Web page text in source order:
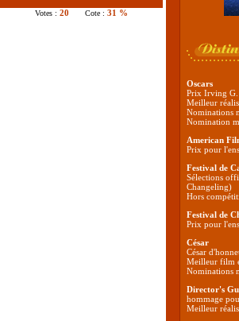
Votes : 20 Cote : 31 %
Oscars
Prix Irving
Meilleur
Nominations
Nomination
American
Prix pour
Festival de
Sélections
Changeling)
Hors
Festival de
Prix pour
César
César
Meilleur film
Nominations
Director's
hommage
Meilleur